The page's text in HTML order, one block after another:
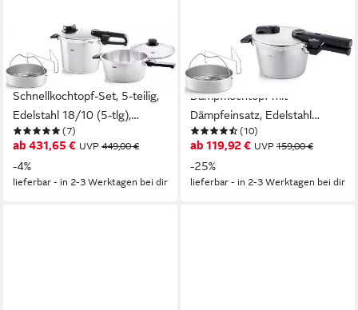
Schnellkochtopf Fissler
Vitavit® premium
Schnellkochtopf-Set, 5-teilig,
Edelstahl 18/10 (5-tlg),
Verriegelungsanzeige,
Einstellbares Abdampfen,
Einstellbare Kochstufen
(7)
ab 431,65 € UVP 449,00 €
-4%
lieferbar - in 2-3 Werktagen bei dir
Schnellkochtopf Vitaquick®
Premium Edelstahl
Dampfkochtopf mit
Dämpfeinsatz, Edelstahl
18/10 (3-tlg), Made in
Germany, mit gelochtem
Einsatz
(10)
ab 119,92 € UVP 159,00 €
-25%
lieferbar - in 2-3 Werktagen bei dir